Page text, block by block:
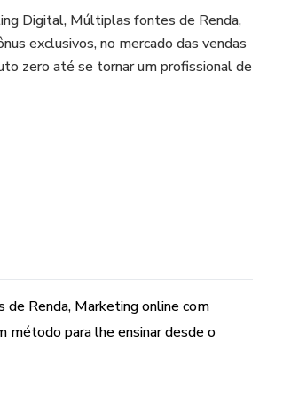
Digital, Múltiplas fontes de Renda,
exclusivos, no mercado das vendas
zero até se tornar um profissional de
Renda, Marketing online com
método para lhe ensinar desde o